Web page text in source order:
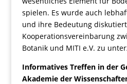
spielen. Es wurde auch
und ihre Bedeutung
Kooperationsvereinbarung
Botanik und MITI e.V. zu
Informatives Treffen in der
Akademie der